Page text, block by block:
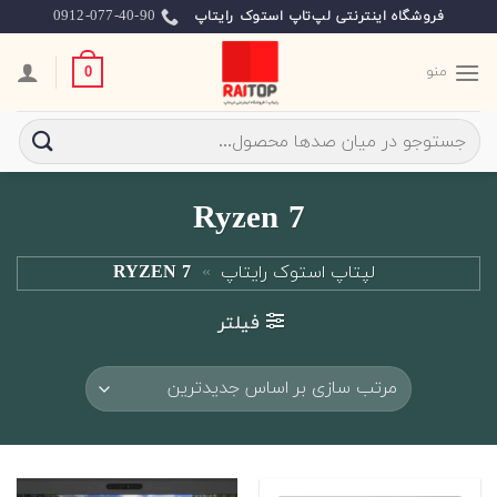
to
content
فروشگاه اینترنتی لپ‌تاپ استوک رایتاپ 0912-077-40-90
منو 0
جستجو
برای:
Ryzen 7
لپتاپ استوک رایتاپ »
RYZEN 7
فیلتر